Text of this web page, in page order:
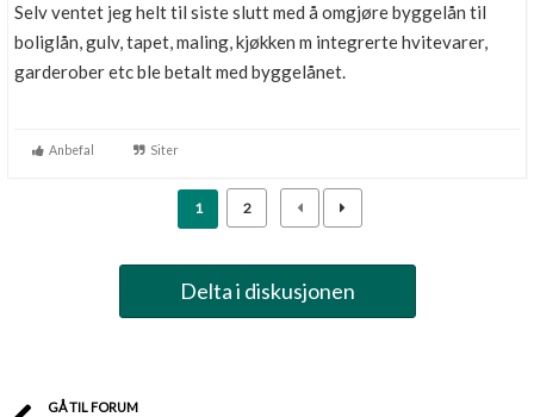
Selv ventet jeg helt til siste slutt med å omgjøre byggelån til
boliglån, gulv, tapet, maling, kjøkken m integrerte hvitevarer,
garderober etc ble betalt med byggelånet.
Anbefal Siter
1 2
Delta i diskusjonen
GÅ TIL FORUM